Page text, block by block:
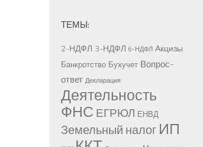
ТЕМЫ:
2-НДФЛ 3-НДФЛ 6-НДФЛ Акцизы
Банкротство Бухучет Вопрос-
ответ Декларация
Деятельность
ФНС ЕГРЮЛ ЕНВД
Земельный налог ИП